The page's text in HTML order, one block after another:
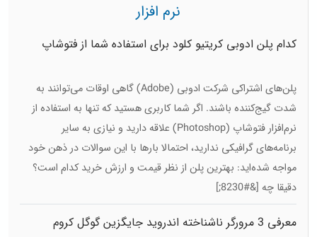
نرم افزار
کدام پلن ادوبی کریتیو کلود برای استفاده شما از فتوشاپ
پلن‌های اشتراکی شرکت ادوبی (Adobe) گاهی اوقات می‌توانند به
شدت گیج‌کننده باشند. اگر شما کاربری هستید که تنها به استفاده از
نرم‌افزار فتوشاپ (Photoshop) علاقه دارید و نیازی به سایر
برنامه‌های گرافیکی ندارید، احتمالا بارها با این سوالات در ذهن خود
مواجه شده‌اید: بهترین پلن از نظر قیمت و ارزش خرید کدام است؟
دقیقا چه [&#8230;]
معرفی 3 مرورگر ناشناخته اندروید جایگزین گوگل کروم